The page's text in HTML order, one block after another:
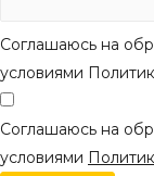
Соглашаюсь на
условиями
Соглашаюсь на
условиями